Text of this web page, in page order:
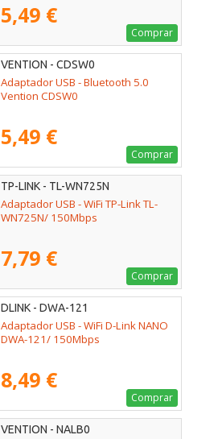
5,49 €
Comprar
VENTION - CDSW0
Adaptador USB - Bluetooth 5.0
Vention CDSW0
5,49 €
Comprar
TP-LINK - TL-WN725N
Adaptador USB - WiFi TP-Link TL-
WN725N/ 150Mbps
7,79 €
Comprar
DLINK - DWA-121
Adaptador USB - WiFi D-Link NANO
DWA-121/ 150Mbps
8,49 €
Comprar
VENTION - NALB0